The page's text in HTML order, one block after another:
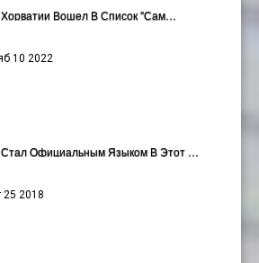
Вошел В Список "сам…
10 2022
Хорватский Язык Стал Официальным Языком В Этот Ден…
25 2018